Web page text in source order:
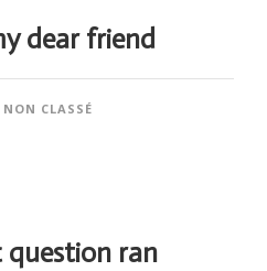
dear friend
NON CLASSÉ
ran